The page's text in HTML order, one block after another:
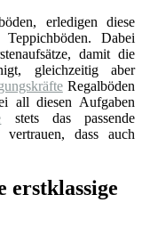
erledigen diese
Dabei
damit die
gleichzeitig aber
Regalböden
all diesen Aufgaben
stets das passende
dass auch
erstklassige